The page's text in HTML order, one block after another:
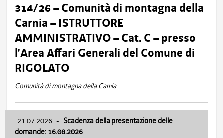
314/26 – Comunità di montagna della
Carnia – ISTRUTTORE
AMMINISTRATIVO – Cat. C – presso
l’Area Affari Generali del Comune di
RIGOLATO
Comunità di montagna della Carnia
21.07.2026 - Scadenza della presentazione delle
domande: 16.08.2026